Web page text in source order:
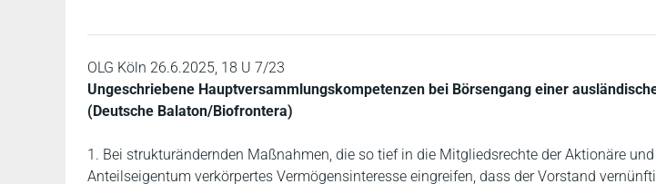
OLG Köln 26.6.2025, 18 U 7/23
Ungeschriebene Hauptversammlungskompetenzen bei Börsengang einer
(Deutsche Balaton/Biofrontera)
1. Bei strukturändernden Maßnahmen, die so tief in die Mitgliedsrechte der Aktionäre
Anteilseigentum verkörpertes Vermögensinteresse eingreifen, dass der Vorstand